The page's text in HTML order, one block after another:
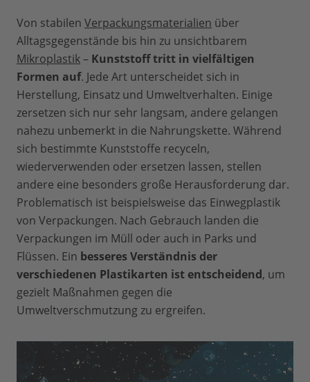
Von stabilen Verpackungsmaterialien über
Alltagsgegenstände bis hin zu unsichtbarem
Mikroplastik– Kunststoff tritt in vielfältigen
Formen auf. Jede Art unterscheidet sich in
Herstellung, Einsatz und Umweltverhalten. Einige
zersetzen sich nur sehr langsam, andere gelangen
nahezu unbemerkt in die Nahrungskette. Während
sich bestimmte Kunststoffe recyceln,
wiederverwenden oder ersetzen lassen, stellen
andere eine besonders große Herausforderung dar.
Problematisch ist beispielsweise das Einwegplastik
von Verpackungen. Nach Gebrauch landen die
Verpackungen im Müll oder auch in Parks und
Flüssen. Ein besseres Verständnis der
verschiedenen Plastikarten ist entscheidend, um
gezielt Maßnahmen gegen die
Umweltverschmutzung zu ergreifen.